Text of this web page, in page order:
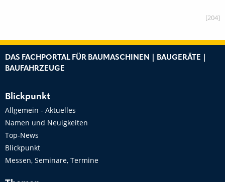
[204]
DAS FACHPORTAL FÜR BAUMASCHINEN | BAUGERÄTE |
BAUFAHRZEUGE
Blickpunkt
Allgemein - Aktuelles
Namen und Neuigkeiten
Top-News
Blickpunkt
Messen, Seminare, Termine